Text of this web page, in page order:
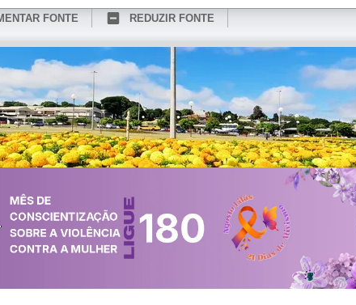
FONTE
REDUZIR FONTE
REDES SOCIAIS